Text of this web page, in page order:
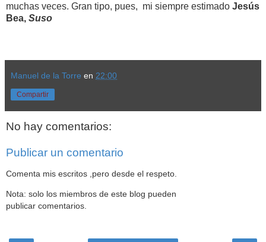
muchas veces. Gran tipo, pues, mi siempre estimado Jesús
Bea, Suso
Manuel de la Torre en 22:00
Compartir
No hay comentarios:
Publicar un comentario
Comenta mis escritos ,pero desde el respeto.
Nota: solo los miembros de este blog pueden
publicar comentarios.